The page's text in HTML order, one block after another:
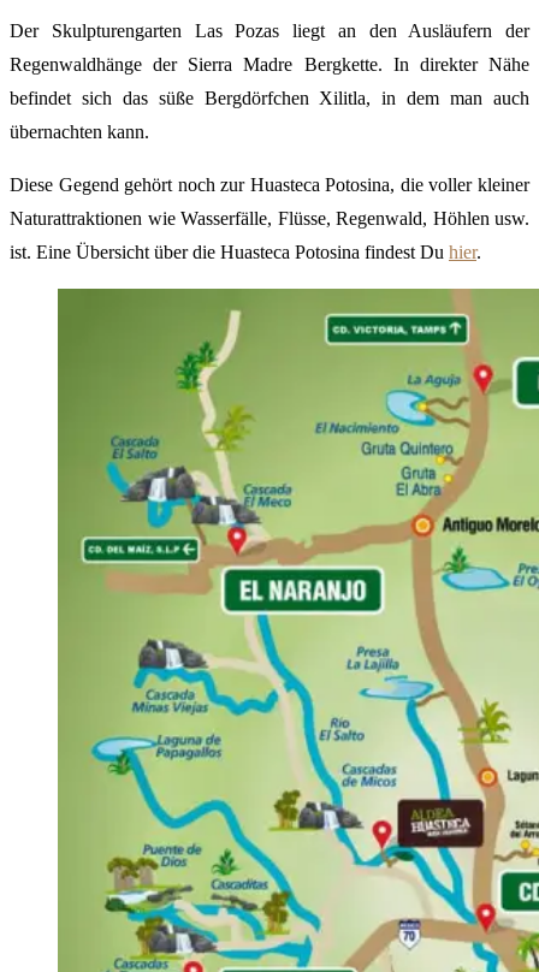
Der Skulpturengarten Las Pozas liegt an den Ausläufern der
Regenwaldhänge der Sierra Madre Bergkette. In direkter Nähe
befindet sich das süße Bergdörfchen Xilitla, in dem man auch
übernachten kann.
Diese Gegend gehört noch zur Huasteca Potosina, die voller kleiner
Naturattraktionen wie Wasserfälle, Flüsse, Regenwald, Höhlen usw.
ist. Eine Übersicht über die Huasteca Potosina findest Du hier.